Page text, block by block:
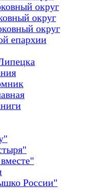
округ
округ
округ
епархии
России"